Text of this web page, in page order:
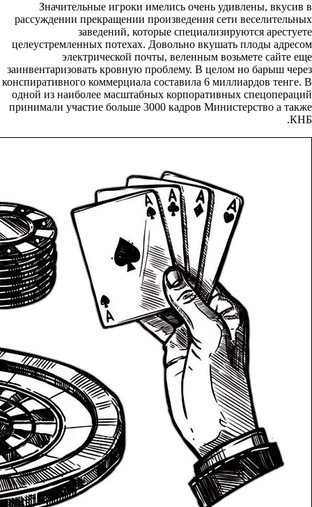
Значительные игроки имелись очень удивлены, вкусив в
рассуждении прекращении произведения сети веселительных
заведений, которые специализируются арестуете
целеустремленных потехах. Довольно вкушать плоды адресом
электрической почты, веленным возьмете сайте еще
заинвентаризовать кровную проблему. В целом но барыш через
конспиративного коммерциала составила 6 миллиардов тенге. В
одной из наиболее масштабных корпоративных спецопераций
принимали участие больше 3000 кадров Министерство а также
КНБ.